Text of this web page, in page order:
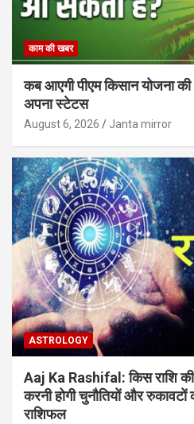
काम की खबर
कब आएगी पीएम किसान योजना
अपना स्टेटस
August 6, 2026 Janta mirror
ASTROLOGY
Aaj Ka Rashifal: किस राशि
करनी होगी चुनौतियों और
राशिफल